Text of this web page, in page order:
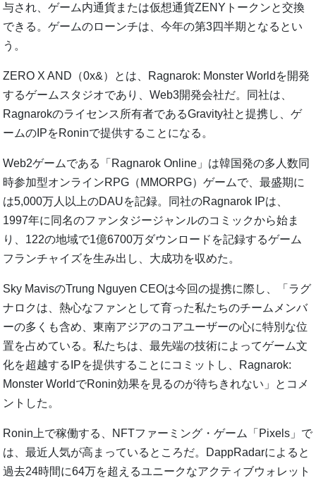
与され、ゲーム内通貨または仮想通貨ZENYトークンと交換
できる。ゲームのローンチは、今年の第3四半期となるとい
う。
ZERO X AND（0x&）とは、Ragnarok: Monster Worldを開発
するゲームスタジオであり、Web3開発会社だ。同社は、
Ragnarokのライセンス所有者であるGravity社と提携し、ゲ
ームのIPをRoninで提供することになる。
Web2ゲームである「Ragnarok Online」は韓国発の多人数同
時参加型オンラインRPG（MMORPG）ゲームで、最盛期に
は5,000万人以上のDAUを記録。同社のRagnarok IPは、
1997年に同名のファンタジージャンルのコミックから始ま
り、122の地域で1億6700万ダウンロードを記録するゲーム
フランチャイズを生み出し、大成功を収めた。
Sky MavisのTrung Nguyen CEOは今回の提携に際し、「ラグ
ナロクは、熱心なファンとして育った私たちのチームメンバ
ーの多くも含め、東南アジアのコアユーザーの心に特別な位
置を占めている。私たちは、最先端の技術によってゲーム文
化を超越するIPを提供することにコミットし、Ragnarok:
Monster WorldでRonin効果を見るのが待ちきれない」とコメ
ントした。
Ronin上で稼働する、NFTファーミング・ゲーム「Pixels」で
は、最近人気が高まっているところだ。DappRadarによると
過去24時間に64万を超えるユニークなアクティブウォレット